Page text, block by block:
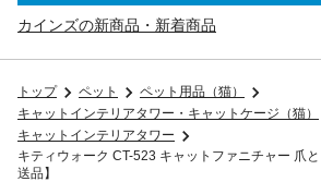
カインズの新商品・新着商品
トップ ペット
ペット用品（猫）
キャットインテリアタワー・キャットケージ（猫）
キャットインテリアタワー
キティウォーク CT-523 キャットファニチャー 爪
送品】